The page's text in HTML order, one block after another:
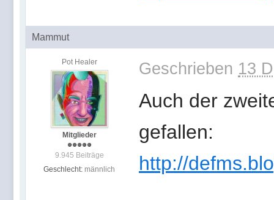
Mammut
Pot Healer
Mitglieder
9.945 Beiträge
Geschlecht: männlich
Geschrieben 13
Auch der
gefallen:
http://